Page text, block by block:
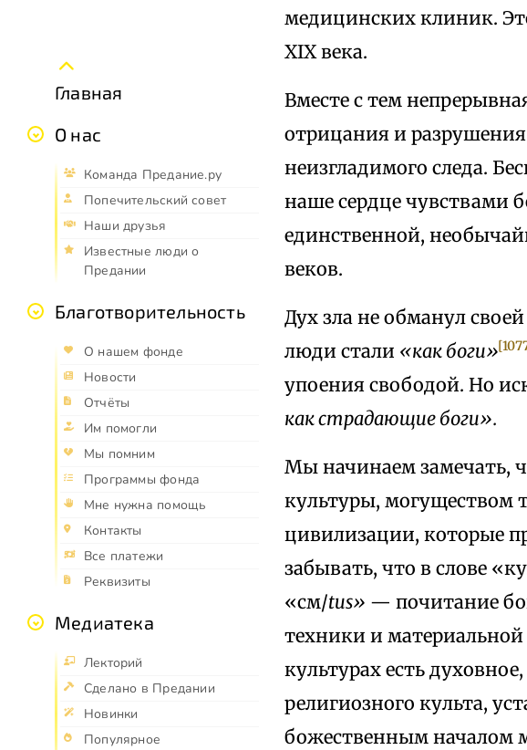
Главная
О нас
Команда Предание.ру
Попечительский совет
Наши друзья
Известные люди о
Предании
Благотворительность
О нашем фонде
Новости
Отчёты
Им помогли
Мы помним
Программы фонда
Мне нужна помощь
Контакты
Все платежи
Реквизиты
Медиатека
Лекторий
Сделано в Предании
Новинки
Популярное
медицинских клиник.
XIX века.
Вместе с тем
отрицания и
неизгладимого следа.
наше сердце чувствами
единственной,
веков.
Дух зла не обманул
люди стали «как боги»
упоения свободой. Но
как страдающие боги».
Мы начинаем замечать,
культуры, могуществом
цивилизации, которые
забывать, что в слове
«см/tus» — почитание
техники и
культурах есть
религиозного культа,
божественным началом